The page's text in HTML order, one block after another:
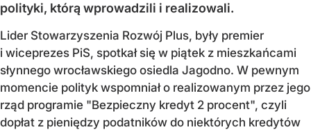
polityki, którą wprowadzili i realizowali.
Lider Stowarzyszenia Rozwój Plus, były premier
i wiceprezes PiS, spotkał się w piątek z mieszkańcami
słynnego wrocławskiego osiedla Jagodno. W pewnym
momencie polityk wspomniał o realizowanym przez jego
rząd programie "Bezpieczny kredyt 2 procent", czyli
dopłat z pieniędzy podatników do niektórych kredytów